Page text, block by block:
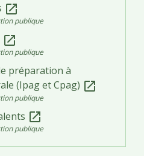
open_in_new
publique
open_in_new
publique
préparation à
(Ipag et Cpag) open_in_new
publique
open_in_new
publique